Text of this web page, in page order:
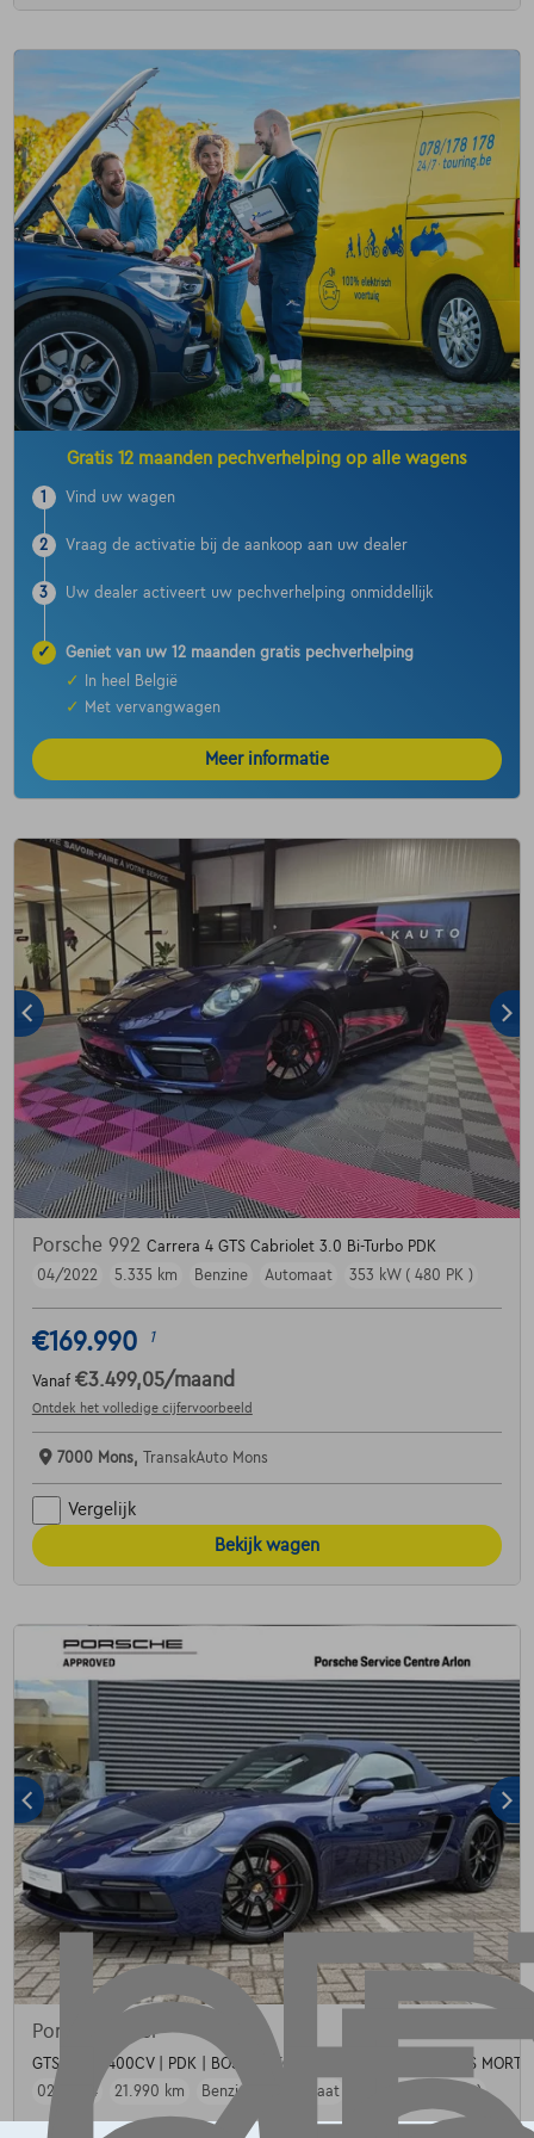
Gratis 12 maanden pechverhelping op alle wagens
1 Vind uw wagen
2 Vraag de activatie bij de aankoop aan uw dealer
3 Uw dealer activeert uw pechverhelping onmiddellijk
✓
Geniet van uw 12 maanden gratis pechverhelping
✓
In heel België
✓
Met vervangwagen
Meer informatie
Porsche 992 Carrera 4 GTS Cabriolet 3.0 Bi-Turbo PDK
04/2022
5.335 km Benzine Automaat 353 kW ( 480 PK )
€169.990 1
Vanaf €3.499,05/maand
Ontdek het volledige cijfervoorbeeld
7000 Mons, TransakAuto Mons
Vergelijk
Bekijk wagen
Porsche Other
GTS | 4.0L 400CV | PDK | BOSE | SIEGES CHAUFFANTS | ANGLES MORTS
02/2024
21.990 km Benzine Automaat 294 kW ( 400 PK )